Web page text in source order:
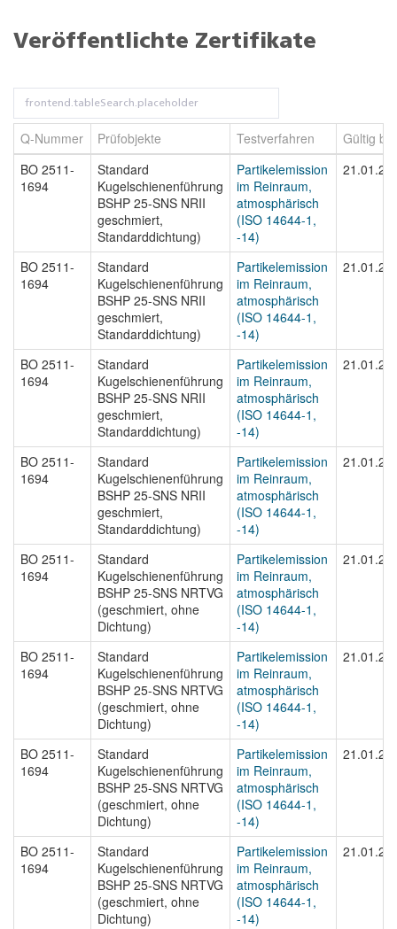
Veröffentlichte Zertifikate
Q-Nummer Prüfobjekte Testverfahren
Gültig bis
BO 2511-
1694
Standard
Kugelschienenführung
BSHP 25-SNS NRII
geschmiert,
Standarddichtung)
Partikelemission
im Reinraum,
atmosphärisch
(ISO 14644-1,
-14)
BO 2511-
1694
Standard
Kugelschienenführung
BSHP 25-SNS NRII
geschmiert,
Standarddichtung)
Partikelemission
im Reinraum,
atmosphärisch
(ISO 14644-1,
-14)
BO 2511-
1694
Standard
Kugelschienenführung
BSHP 25-SNS NRII
geschmiert,
Standarddichtung)
Partikelemission
im Reinraum,
atmosphärisch
(ISO 14644-1,
-14)
BO 2511-
1694
Standard
Kugelschienenführung
BSHP 25-SNS NRII
geschmiert,
Standarddichtung)
Partikelemission
im Reinraum,
atmosphärisch
(ISO 14644-1,
-14)
BO 2511-
1694
Standard
Kugelschienenführung
BSHP 25-SNS NRTVG
(geschmiert, ohne
Dichtung)
Partikelemission
im Reinraum,
atmosphärisch
(ISO 14644-1,
-14)
BO 2511-
1694
Standard
Kugelschienenführung
BSHP 25-SNS NRTVG
(geschmiert, ohne
Dichtung)
Partikelemission
im Reinraum,
atmosphärisch
(ISO 14644-1,
-14)
BO 2511-
1694
Standard
Kugelschienenführung
BSHP 25-SNS NRTVG
(geschmiert, ohne
Dichtung)
Partikelemission
im Reinraum,
atmosphärisch
(ISO 14644-1,
-14)
BO 2511-
1694
Standard
Kugelschienenführung
BSHP 25-SNS NRTVG
(geschmiert, ohne
Dichtung)
Partikelemission
im Reinraum,
atmosphärisch
(ISO 14644-1,
-14)